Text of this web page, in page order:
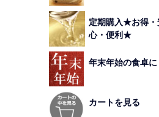
定期購入★お得・
心・便利★
年末年始の食卓に
カートを見る